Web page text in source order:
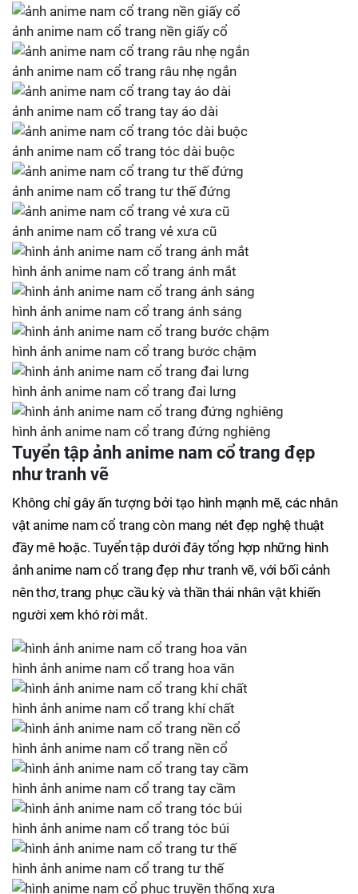
ảnh anime nam cổ trang nền giấy cổ
ảnh anime nam cổ trang râu nhẹ ngắn
ảnh anime nam cổ trang tay áo dài
ảnh anime nam cổ trang tóc dài buộc
ảnh anime nam cổ trang tư thế đứng
ảnh anime nam cổ trang vẻ xưa cũ
hình ảnh anime nam cổ trang ánh mắt
hình ảnh anime nam cổ trang ánh sáng
hình ảnh anime nam cổ trang bước chậm
hình ảnh anime nam cổ trang đai lưng
hình ảnh anime nam cổ trang đứng nghiêng
Tuyển tập ảnh anime nam cổ trang đẹp
như tranh vẽ
Không chỉ gây ấn tượng bởi tạo hình mạnh mẽ, các nhân
vật anime nam cổ trang còn mang nét đẹp nghệ thuật
đầy mê hoặc. Tuyển tập dưới đây tổng hợp những hình
ảnh anime nam cổ trang đẹp như tranh vẽ, với bối cảnh
nên thơ, trang phục cầu kỳ và thần thái nhân vật khiến
người xem khó rời mắt.
hình ảnh anime nam cổ trang hoa văn
hình ảnh anime nam cổ trang khí chất
hình ảnh anime nam cổ trang nền cổ
hình ảnh anime nam cổ trang tay cầm
hình ảnh anime nam cổ trang tóc búi
hình ảnh anime nam cổ trang tư thế